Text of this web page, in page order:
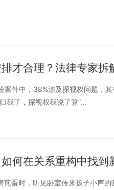
才合理？法律专家拆
件中，38%涉及探视权问题，其
我了，探视权我说了算”...
何在关系重构中找到
蛋时，听见卧室传来孩子小声